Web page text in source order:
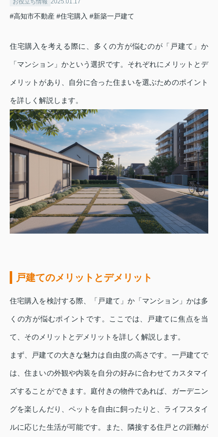
#高知市不動産 #住宅購入 #新築一戸建て
住宅購入を考える際に、多くの方が悩むのが「戸建て」か
「マンション」かという選択です。それぞれにメリットとデ
メリットがあり、自分に合った住まいを選ぶためのポイント
を詳しく解説します。
戸建てのメリットとデメリット
住宅購入を検討する際、「戸建て」か「マンション」かは多
くの方が悩むポイントです。ここでは、戸建てに焦点を当
て、そのメリットとデメリットを詳しく解説します。
まず、戸建ての大きな魅力は自由度の高さです。一戸建てで
は、住まいの外観や内装を自分の好みに合わせてカスタマイ
ズすることができます。庭付きの物件であれば、ガーデニン
グを楽しんだり、ペットを自由に飼ったりと、ライフスタイ
ルに応じた生活が可能です。また、隣接する住戸との距離が